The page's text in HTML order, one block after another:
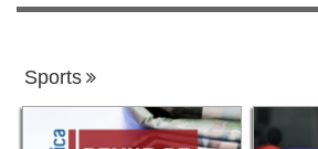
Sports